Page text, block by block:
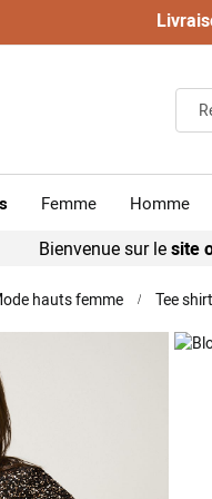
Femme Homme
Bienvenue sur lesite
hauts femme Tee